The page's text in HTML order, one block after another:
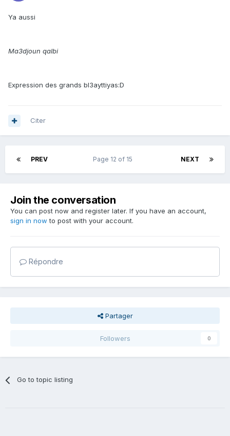
Ya aussi
Ma3djoun qalbi
Expression des grands bl3ayttiyas:D
Citer
PREV NEXT
Page 12 of 15
Join the conversation
You can post now and register later. If you have an account,
sign in now to post with your account.
Répondre
Partager
Followers 0
Go to topic listing